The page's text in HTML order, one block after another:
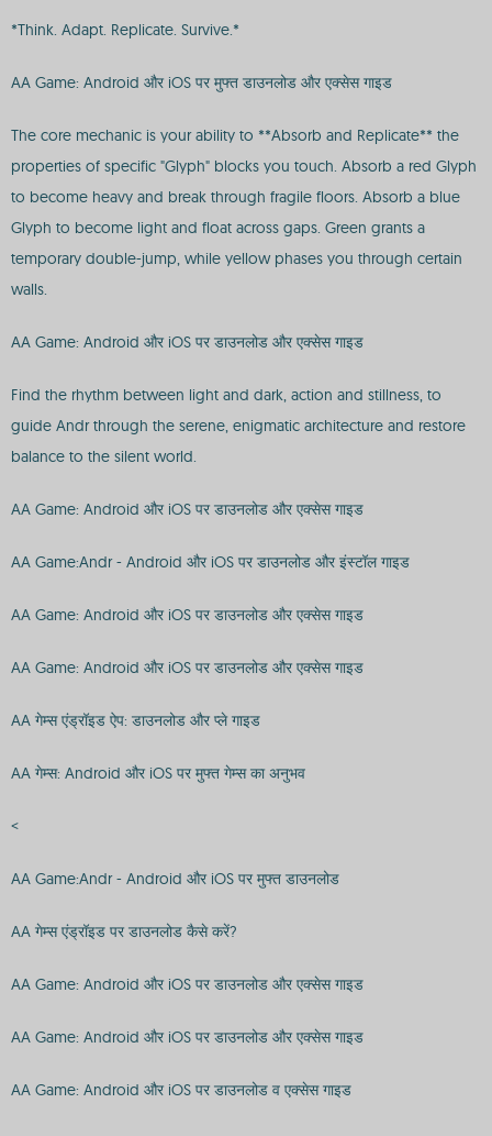
*Think. Adapt. Replicate. Survive.*
AA Game: Android और iOS पर मुफ्त डाउनलोड और एक्सेस गाइड
The core mechanic is your ability to **Absorb and Replicate** the
properties of specific "Glyph" blocks you touch. Absorb a red Glyph
to become heavy and break through fragile floors. Absorb a blue
Glyph to become light and float across gaps. Green grants a
temporary double-jump, while yellow phases you through certain
walls.
AA Game: Android और iOS पर डाउनलोड और एक्सेस गाइड
Find the rhythm between light and dark, action and stillness, to
guide Andr through the serene, enigmatic architecture and restore
balance to the silent world.
AA Game: Android और iOS पर डाउनलोड और एक्सेस गाइड
AA Game:Andr - Android और iOS पर डाउनलोड और इंस्टॉल गाइड
AA Game: Android और iOS पर डाउनलोड और एक्सेस गाइड
AA Game: Android और iOS पर डाउनलोड और एक्सेस गाइड
AA गेम्स एंड्रॉइड ऐप: डाउनलोड और प्ले गाइड
AA गेम्स: Android और iOS पर मुफ्त गेम्स का अनुभव
<
AA Game:Andr - Android और iOS पर मुफ्त डाउनलोड
AA गेम्स एंड्रॉइड पर डाउनलोड कैसे करें?
AA Game: Android और iOS पर डाउनलोड और एक्सेस गाइड
AA Game: Android और iOS पर डाउनलोड और एक्सेस गाइड
AA Game: Android और iOS पर डाउनलोड व एक्सेस गाइड